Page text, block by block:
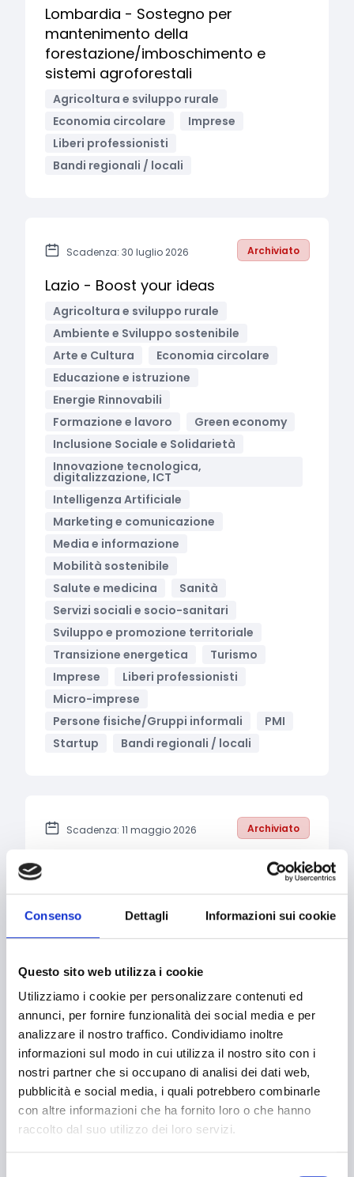
Consenso Dettagli Informazioni sui cookie
Questo sito web utilizza i cookie
Utilizziamo i cookie per personalizzare contenuti ed
annunci, per fornire funzionalità dei social media e per
analizzare il nostro traffico. Condividiamo inoltre
informazioni sul modo in cui utilizza il nostro sito con i
nostri partner che si occupano di analisi dei dati web,
pubblicità e social media, i quali potrebbero combinarle
con altre informazioni che ha fornito loro o che hanno
raccolto dal suo utilizzo dei loro servizi.
Lombardia - Sostegno per
mantenimento della
forestazione/imboschimento e
sistemi agroforestali
Agricoltura e sviluppo rurale
Economia circolare
Imprese
Liberi professionisti
Bandi regionali / locali
Scadenza: 30 luglio 2026 Archiviato
Lazio - Boost your ideas
Agricoltura e sviluppo rurale
Ambiente e Sviluppo sostenibile
Arte e Cultura
Economia circolare
Educazione e istruzione
Energie Rinnovabili
Formazione e lavoro
Green economy
Inclusione Sociale e Solidarietà
Innovazione tecnologica,
digitalizzazione, ICT
Intelligenza Artificiale
Marketing e comunicazione
Media e informazione
Mobilità sostenibile
Salute e medicina
Sanità
Servizi sociali e socio-sanitari
Sviluppo e promozione territoriale
Transizione energetica
Turismo
Imprese
Liberi professionisti
Micro-imprese
Persone fisiche/Gruppi informali
PMI
Startup
Bandi regionali / locali
Scadenza: 11 maggio 2026 Archiviato
Basilicata - Interventi Infrastrutturali
nelle Aree Produttive dei Comuni
Ambiente e Sviluppo sostenibile
Green economy
Ristrutturazione, recupero,
riqualificazione
Transizione ecologica
Transizione energetica
Enti pubblici
Enti territoriali/Enti locali
Bandi regionali / locali